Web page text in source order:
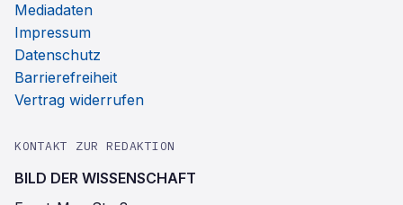
Mediadaten
Impressum
Datenschutz
Barrierefreiheit
Vertrag widerrufen
KONTAKT ZUR REDAKTION
BILD DER WISSENSCHAFT